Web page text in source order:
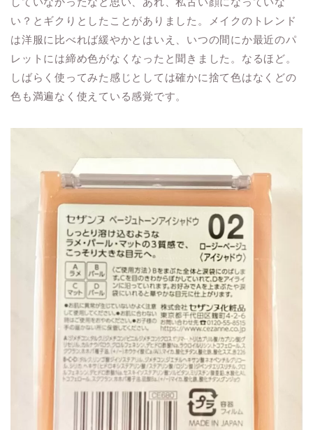
い？とギクりとしたことがありました。メイクのトレンド
は洋服に比べれば緩やかとはいえ、いつの間にか最近のパ
レットには締め色がなくなったと聞きました。なるほど。
しばらく使ってみた感じとしては確かに捨て色はなくどの
色も満遍なく使えている感覚です。